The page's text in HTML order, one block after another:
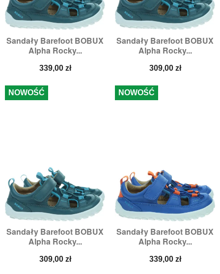
Sandały Barefoot BOBUX
Alpha Rocky...
Cena
339,00 zł
Sandały Barefoot BOBUX
Alpha Rocky...
Cena
309,00 zł
Sandały Barefoot BOBUX
Alpha Rocky...
Cena
309,00 zł
NOWOŚĆ
Sandały Barefoot BOBUX
Alpha Rocky...
Cena
339,00 zł
NOWOŚĆ